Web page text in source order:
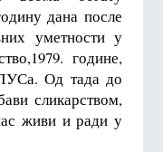
дана после
уметности у
године,
Од тада до
сликарством,
живи и ради у